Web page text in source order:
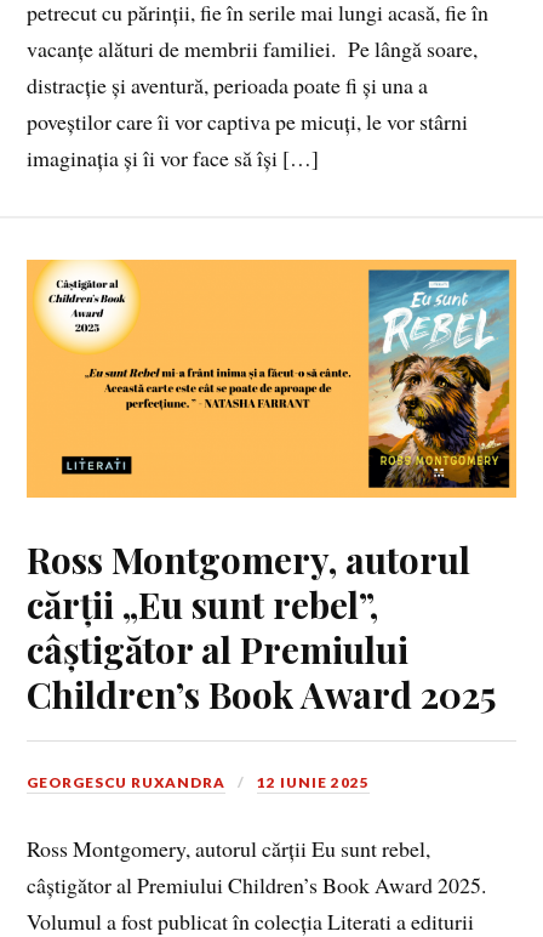
petrecut cu părinții, fie în serile mai lungi acasă, fie în
vacanțe alături de membrii familiei. Pe lângă soare,
distracție și aventură, perioada poate fi și una a
poveștilor care îi vor captiva pe micuți, le vor stârni
imaginația și îi vor face să își […]
Ross Montgomery, autorul
cărții „Eu sunt rebel”,
câștigător al Premiului
Children’s Book Award 2025
GEORGESCU RUXANDRA 12 IUNIE 2025
Ross Montgomery, autorul cărții Eu sunt rebel,
câștigător al Premiului Children’s Book Award 2025.
Volumul a fost publicat în colecția Literati a editurii